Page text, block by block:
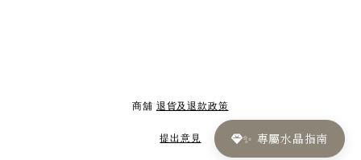
✨ 專屬水晶指南
商舖 退貨及退款政策
提出意見